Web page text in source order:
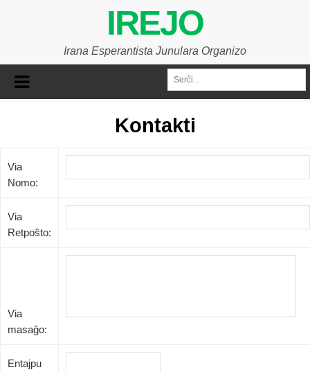
IREJO
Irana Esperantista Junulara Organizo
Kontakti
Via
Nomo:
Via
Retpoŝto:
Via
masaĝo:
Entajpu